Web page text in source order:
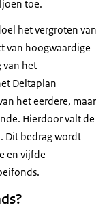
toe.
het vergroten van
van hoogwaardige
van het
Deltaplan
het eerdere, maar
Hierdoor valt de
Dit bedrag wordt
en vijfde